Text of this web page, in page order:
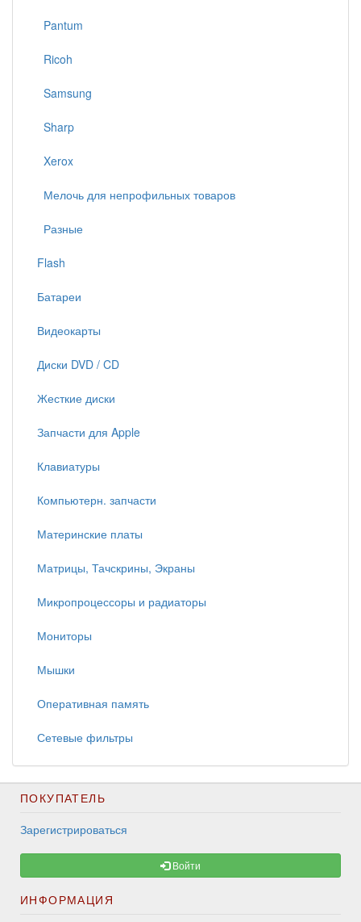
Pantum
Ricoh
Samsung
Sharp
Xerox
Мелочь для непрофильных товаров
Разные
Flash
Батареи
Видеокарты
Диски DVD / CD
Жесткие диски
Запчасти для Apple
Клавиатуры
Компьютерн. запчасти
Материнские платы
Матрицы, Тачскрины, Экраны
Микропроцессоры и радиаторы
Мониторы
Мышки
Оперативная память
Сетевые фильтры
ПОКУПАТЕЛЬ
Зарегистрироваться
Войти
ИНФОРМАЦИЯ